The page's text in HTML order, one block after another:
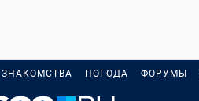
ЗНАКОМСТВА ПОГОДА ФОРУМЫ